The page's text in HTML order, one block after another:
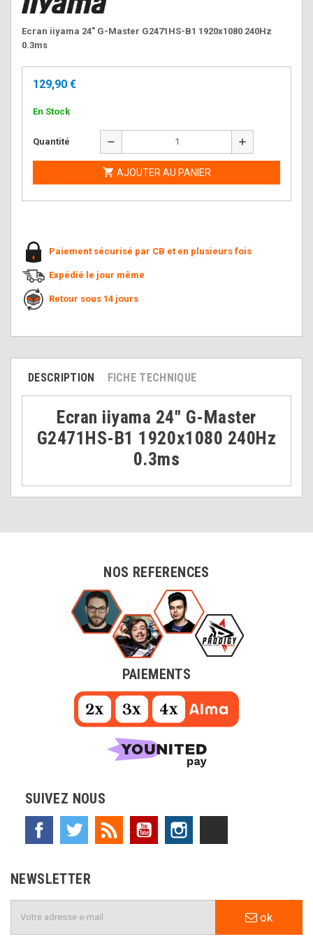
Ecran iiyama 24" G-Master G2471HS-B1 1920x1080 240Hz
0.3ms
129,90 €
En Stock
Quantité remove add
 AJOUTER AU PANIER
Paiement sécurisé par CB et en plusieurs fois
Expédié le jour même
Retour sous 14 jours
DESCRIPTION FICHE TECHNIQUE
Ecran iiyama 24" G-Master
G2471HS-B1 1920x1080 240Hz
0.3ms
NOS REFERENCES
PAIEMENTS
SUIVEZ NOUS
Facebook Twitter Rss YouTube
NEWSLETTER
ok